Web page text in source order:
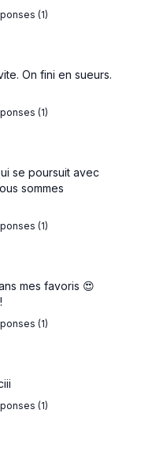
(1)
On fini en sueurs.
(1)
se poursuit avec
sommes
(1)
mes favoris 😍
(1)
(1)